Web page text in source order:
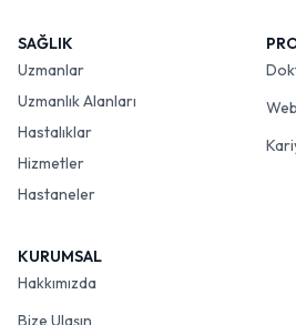
SAĞLIK
Uzmanlar
Uzmanlık Alanları
Hastalıklar
Hizmetler
Hastaneler
KURUMSAL
Hakkımızda
Bize Ulaşın